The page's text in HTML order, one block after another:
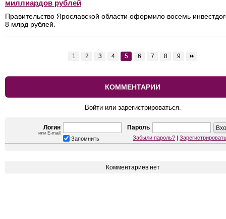
миллиардов рублей
Правительство Ярославской области оформило восемь
8 млрд рублей.
1 2 3 4 5 6 7 8 9 ⏩
КОММЕНТАРИИ
Войти или зарегистрироваться.
Логин
или E-mail
Пароль
Запомнить Забыли пароль? |
Комментариев нет